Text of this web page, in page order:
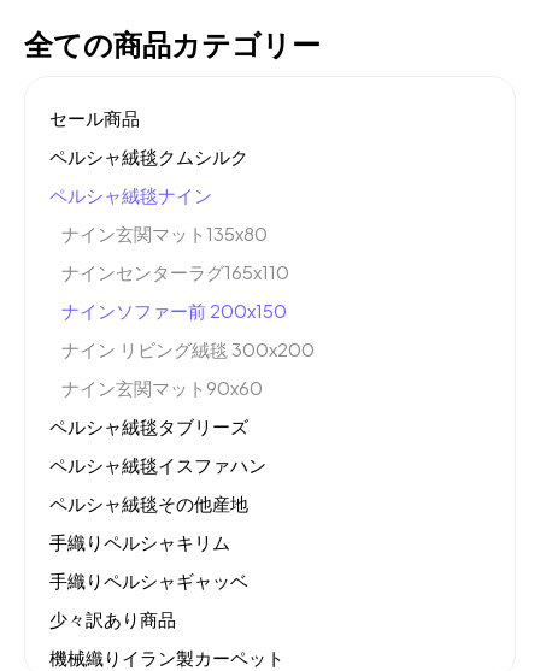
全ての商品カテゴリー
セール商品
ペルシャ絨毯クムシルク
ペルシャ絨毯ナイン
ナイン玄関マット135x80
ナインセンターラグ165x110
ナインソファー前 200x150
ナイン リビング絨毯 300x200
ナイン玄関マット90x60
ペルシャ絨毯タブリーズ
ペルシャ絨毯イスファハン
ペルシャ絨毯その他産地
手織りペルシャキリム
手織りペルシャギャッベ
少々訳あり商品
機械織りイラン製カーペット